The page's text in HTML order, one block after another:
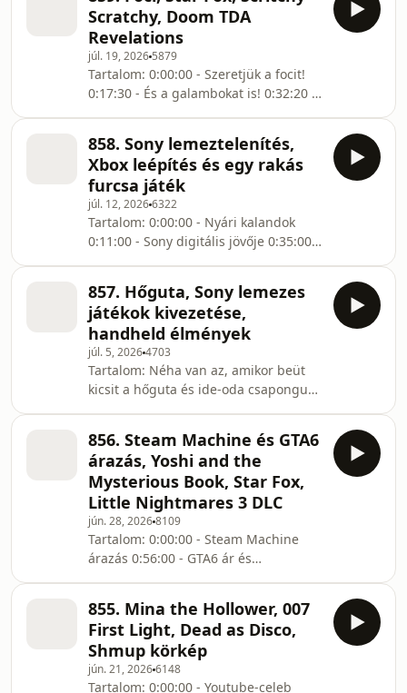
Támogatóink: Ádám, Aertemis, Andor,
Andr
fejlesztőiként szerzett hírnevet a
kalandjátékok rajongói között. Gulyás
Gergellyel arról beszélgettünk, milyen
tanulságokat vontak le az előző játék
fejlesztéséből, és hogyan jutottak el a
Dimhaven megszületéséig. -- Hasznos
linkek: X
Scratchy, Doom TDA
Revelations
júl. 19, 2026 5879
Tartalom: 0:00:00 - Szeretjük a focit!
0:17:30 - És a galambokat is! 0:32:20 -
1:19:30 - Mivel FOGUNK játszani? --
Hasznos linkek: 🤑Patreon oldalunk🤑
X (ex-Twitter): Zephyr Bluesky:
Warhawk 💬Telegram csatornánk💬 🎮
Discord szerverünk🎮 📅
Játékmegjelenés naptár📅
Támogatóink: Ádám, Aertemis, Andor,
András, Andris123456, Armental, Báli
858. Sony lemeztelenítés,
Xbox leépítés és egy rakás
furcsa játék
júl. 12, 20266322
Tartalom: 0:00:00 - Nyári kalandok
0:11:00 - Sony digitális jövője 0:35:00 -
izgalmak (Tower Wizard, Cast n Chill,
Scritchy Scratchy) 1:31:40 - Sinking
City 2 demo -- Hasznos linkek: 🤑
Patreon oldalunk🤑 X (ex-Twitter):
Zephyr Bluesky: Warhawk 💬Telegram
csatornánk💬 🎮Discord szerverünk🎮
📅Játékmegjelenés naptár📅
Támogatóink: Ádám,
857. Hőguta, Sony lemezes
játékok kivezetése,
handheld élmények
júl. 5, 20264703
Tartalom: Néha van az, amikor beüt
kicsit a hőguta és ide-oda csapongunk
aktuális klímakatasztrófától indulva, a
Sony nem túl váratlan, de annál
komolyabb "lemezes játék" döntésén,
valamint a gaming iparág úgy
általában vett szörnyűséges helyzetén
keresztül beszéltünk mindenről, még
egy kis handheld rajongás is belefért
a
856. Steam Machine és GTA6
árazás, Yoshi and the
Mysterious Book, Star Fox,
Little Nightmares 3 DLC
jún. 28, 20268109
Tartalom: 0:00:00 - Steam Machine
árazás 0:56:00 - GTA6 ár és
(első élmények) 2:01:35 - Little
Nightmares 3 DLC -- Hasznos linkek:
🤑Patreon oldalunk🤑 X (ex-Twitter):
Zephyr Bluesky: Warhawk 💬Telegram
855. Mina the Hollower, 007
First Light, Dead as Disco,
Shmup körkép
jún. 21, 20266148
Tartalom: 0:00:00 - Youtube-celeb